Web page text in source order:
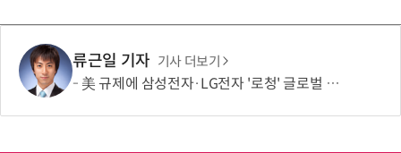
류근일 기자 기사 더보기
美 규제에 삼성전자·LG전자 '로청' 글로벌 출시 늦춘다…“공급망 재편부터”